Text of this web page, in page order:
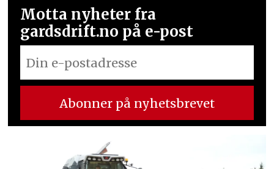
Motta nyheter fra
gardsdrift.no på e-post